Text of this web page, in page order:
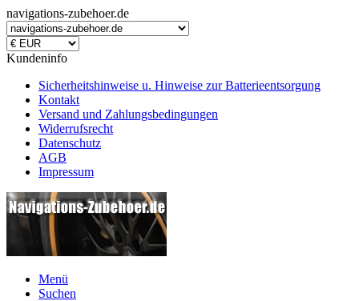
navigations-zubehoer.de
Kundeninfo
Sicherheitshinweise u. Hinweise zur Batterieentsorgung
Kontakt
Versand und Zahlungsbedingungen
Widerrufsrecht
Datenschutz
AGB
Impressum
Menü
Suchen